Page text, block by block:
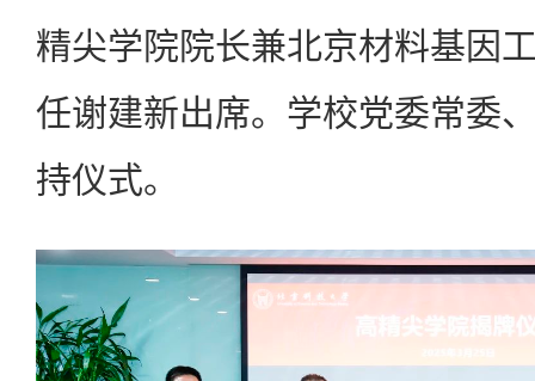
精尖学院院长兼北京材料基因
任谢建新出席。学校党委常委
持仪式。